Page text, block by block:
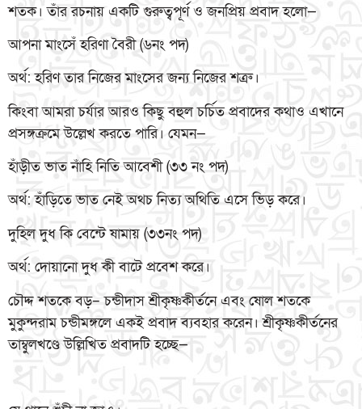
শতক। তাঁর রচনায় একটি গুরুত্বপূর্ণ ও জনপ্রিয় প্রবাদ হলো—
আপনা মাংসেঁ হরিণা বৈরী (৬নং পদ)
অর্থ: হরিণ তার নিজের মাংসের জন্য নিজের শত্রু।
কিংবা আমরা চর্যার আরও কিছু বহুল চর্চিত প্রবাদের কথাও এখানে
প্রসঙ্গক্রমে উল্লেখ করতে পারি। যেমন—
হাঁড়ীত ভাত নাঁহি নিতি আবেশী (৩৩ নং পদ)
অর্থ: হাঁড়িতে ভাত নেই অথচ নিত্য অথিতি এসে ভিড় করে।
দুহিল দুধ কি বেন্টে ষামায় (৩৩নং পদ)
অর্থ: দোয়ানো দুধ কী বাটে প্রবেশ করে।
চৌদ্দ শতকে বড়– চন্ডীদাস শ্রীকৃষ্ণকীর্তনে এবং ষোল শতকে
মুকুন্দরাম চন্ডীমঙ্গলে একই প্রবাদ ব্যবহার করেন। শ্রীকৃষ্ণকীর্তনের
তাম্বুলখণ্ডে উল্লিখিত প্রবাদটি হচ্ছে—